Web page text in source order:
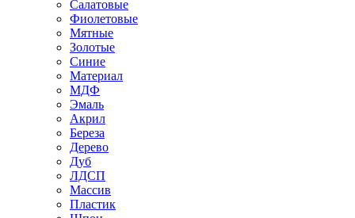
Салатовые
Фиолетовые
Мятные
Золотые
Синие
Материал
МДФ
Эмаль
Акрил
Береза
Дерево
Дуб
ЛДСП
Массив
Пластик